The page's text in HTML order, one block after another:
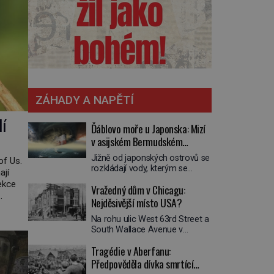
Us.
ZÁHADY A NAPĚTÍ
Ďáblovo moře u Japonska: Mizí
v asijském Bermudském
trojúhelníku lodě ve spárech
neznámé síly?
Jižně od japonských ostrovů se
rozkládají vody, kterým se
se o lodích mizejících beze
stopy, podivných světlech,
zrádných proudech i mořských
dracích, kteří měli tyto končiny
střežit už v dávných legendách.
trojúhelník skutečně prokletým
místem, nebo se zde jen
Vražedný dům v Chicagu:
Nejděsivější místo USA?
Na rohu ulic West 63rd Street a
South Wallace Avenue v
Nemá žádný speciální nápis ani
pamětní desku. A přesto prý
místní zaměstnanci neradi
Tragédie v Aberfanu:
Předpověděla dívka smrtící